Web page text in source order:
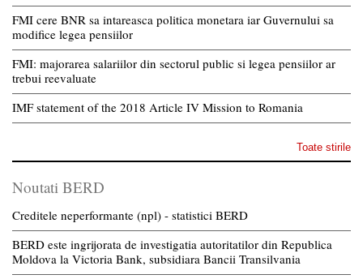
FMI cere BNR sa intareasca politica monetara iar Guvernului sa
modifice legea pensiilor
FMI: majorarea salariilor din sectorul public si legea pensiilor ar
trebui reevaluate
IMF statement of the 2018 Article IV Mission to Romania
Toate stirile
Noutati BERD
Creditele neperformante (npl) - statistici BERD
BERD este ingrijorata de investigatia autoritatilor din Republica
Moldova la Victoria Bank, subsidiara Bancii Transilvania